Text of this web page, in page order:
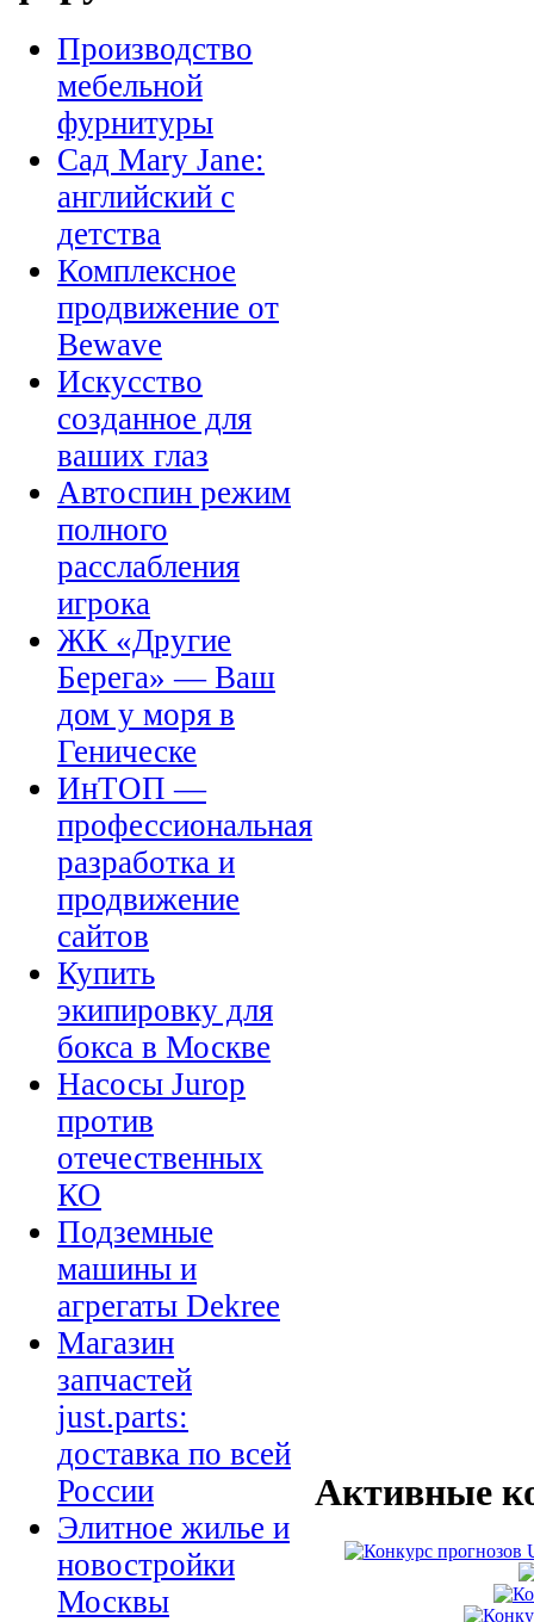
Производство
мебельной
фурнитуры
Сад Mary Jane:
английский с
детства
Комплексное
продвижение от
Bewave
Искусство
созданное для
ваших глаз
Автоспин режим
полного
расслабления
игрока
ЖК «Другие
Берега» — Ваш
дом у моря в
Геническе
ИнТОП —
профессиональная
разработка и
продвижение
сайтов
Купить
экипировку для
бокса в Москве
Насосы Jurop
против
отечественных
КО
Подземные
машины и
агрегаты Dekree
Магазин
запчастей
just.parts:
доставка по всей
России
Элитное жилье и
новостройки
Москвы
Активные